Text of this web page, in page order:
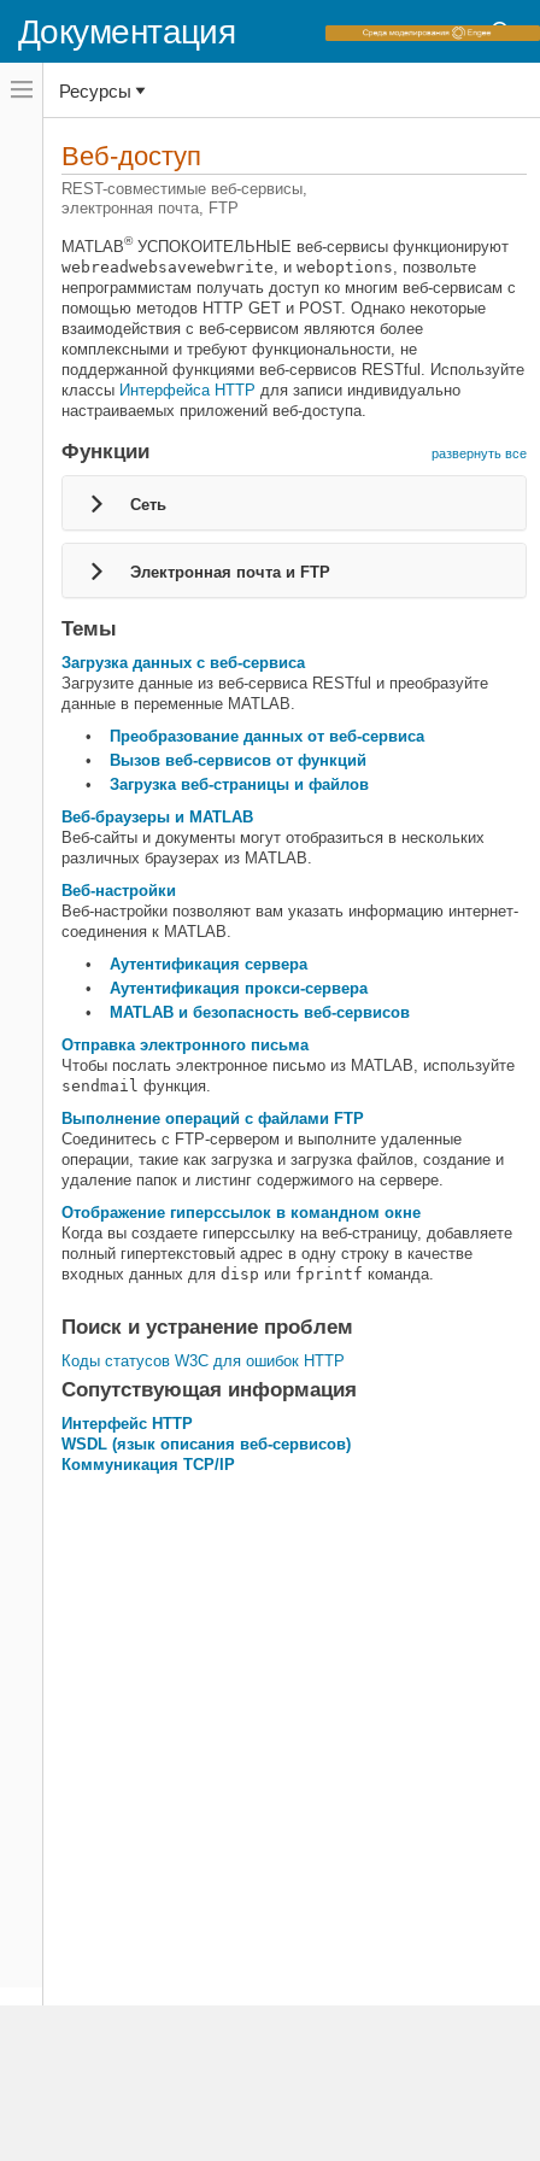
Документация
Переключатель
навигационного
меню
переключатель
навигационного
MATLAB
Импорт и анализ данных
Импорт и экспорт данных
Категория
Стандартные форматы файлов
Переменные рабочей области и MAT-
файлы
Низкоуровневый файловый ввод-
вывод
Коммуникация TCP/IP
Коммуникация Bluetooth
коммуникация
Веб-доступ
Данные об Интернете вещей (IoT)
Устройства последовательного
Ресурсы
Веб-доступ
REST-совместимые веб-сервисы,
электронная почта, FTP
MATLAB®УСПОКОИТЕЛЬНЫЕ веб-сервисы функционируют
webreadwebsavewebwrite, и weboptions, позвольте
непрограммистам получать доступ ко многим веб-сервисам с
помощью методов HTTP GET и POST. Однако некоторые
взаимодействия с веб-сервисом являются более
комплексными и требуют функциональности, не
поддержанной функциями веб-сервисов RESTful. Используйте
классы Интерфейса HTTP для записи индивидуально
настраиваемых приложений веб-доступа.
Функции развернуть все
Сеть
Электронная почта и FTP
Темы
Загрузка данных с веб-сервиса
Загрузите данные из веб-сервиса RESTful и преобразуйте
данные в переменные MATLAB.
Преобразование данных от веб-сервиса
Вызов веб-сервисов от функций
Загрузка веб-страницы и файлов
Веб-браузеры и MATLAB
Веб-сайты и документы могут отобразиться в нескольких
различных браузерах из MATLAB.
Веб-настройки
Веб-настройки позволяют вам указать информацию интернет-
соединения к MATLAB.
Аутентификация сервера
Аутентификация прокси-сервера
MATLAB и безопасность веб-сервисов
Отправка электронного письма
Чтобы послать электронное письмо из MATLAB, используйте
sendmail функция.
Выполнение операций с файлами FTP
Соединитесь с FTP-сервером и выполните удаленные
операции, такие как загрузка и загрузка файлов, создание и
удаление папок и листинг содержимого на сервере.
Отображение гиперссылок в командном окне
Когда вы создаете гиперссылку на веб-страницу, добавляете
полный гипертекстовый адрес в одну строку в качестве
входных данных для disp или fprintf команда.
Поиск и устранение проблем
Коды статусов W3C для ошибок HTTP
Сопутствующая информация
Интерфейс HTTP
WSDL (язык описания веб-сервисов)
Коммуникация TCP/IP